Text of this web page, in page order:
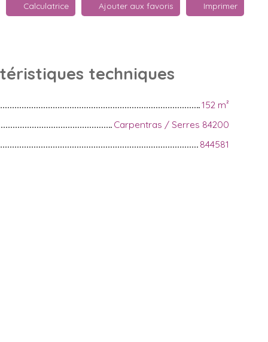
Calculatrice Ajouter aux favoris Imprimer
techniques
152 m²
Carpentras / Serres 84200
844581